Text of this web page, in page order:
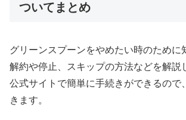
ついてまとめ
グリーンスプーンをやめたい時のために
解約や停止、スキップの方法などを解説
公式サイトで簡単に手続きができるので
きます。